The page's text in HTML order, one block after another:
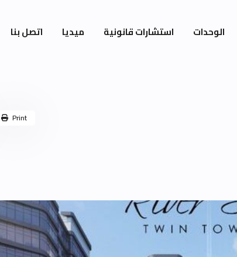
الوحدات استشارات قانونية ميديا اتصل بنا
Print